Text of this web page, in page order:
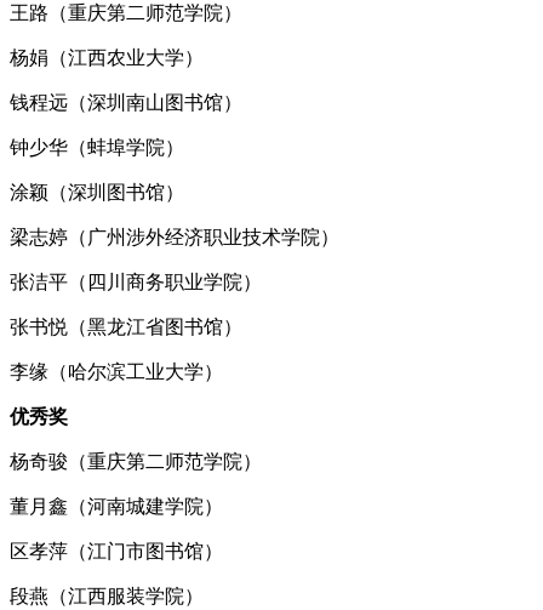
王路（重庆第二师范学院）
杨娟（江西农业大学）
钱程远（深圳南山图书馆）
钟少华（蚌埠学院）
涂颖（深圳图书馆）
梁志婷（广州涉外经济职业技术学院）
张洁平（四川商务职业学院）
张书悦（黑龙江省图书馆）
李缘（哈尔滨工业大学）
优秀奖
杨奇骏（重庆第二师范学院）
董月鑫（河南城建学院）
区孝萍（江门市图书馆）
段燕（江西服装学院）